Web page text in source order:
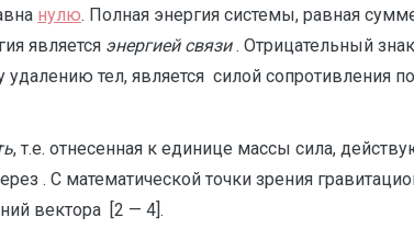
нулю. Полная энергия системы, равная
является энергией связи. Отрицательный
удалению тел, является силой
, т.е. отнесенная к единице массы сила,
. С математической точки зрения
вектора [2 — 4].